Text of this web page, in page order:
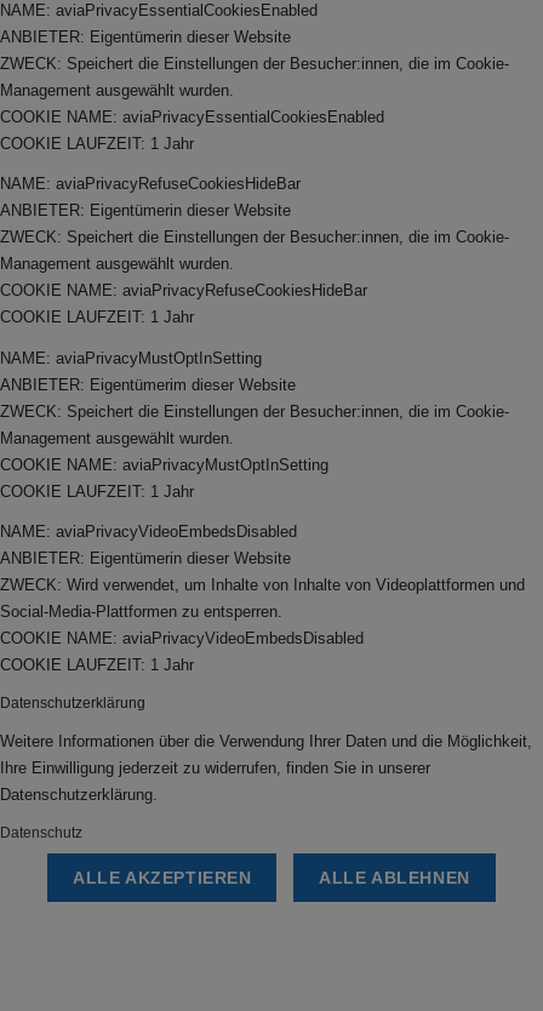
NAME: aviaPrivacyEssentialCookiesEnabled
ANBIETER: Eigentümerin dieser Website
ZWECK: Speichert die Einstellungen der Besucher:innen, die im Cookie-
Management ausgewählt wurden.
COOKIE NAME: aviaPrivacyEssentialCookiesEnabled
COOKIE LAUFZEIT: 1 Jahr
NAME: aviaPrivacyRefuseCookiesHideBar
ANBIETER: Eigentümerin dieser Website
ZWECK: Speichert die Einstellungen der Besucher:innen, die im Cookie-
Management ausgewählt wurden.
COOKIE NAME: aviaPrivacyRefuseCookiesHideBar
COOKIE LAUFZEIT: 1 Jahr
NAME: aviaPrivacyMustOptInSetting
ANBIETER: Eigentümerim dieser Website
ZWECK: Speichert die Einstellungen der Besucher:innen, die im Cookie-
Management ausgewählt wurden.
COOKIE NAME: aviaPrivacyMustOptInSetting
COOKIE LAUFZEIT: 1 Jahr
NAME: aviaPrivacyVideoEmbedsDisabled
ANBIETER: Eigentümerin dieser Website
ZWECK: Wird verwendet, um Inhalte von Inhalte von Videoplattformen und
Social-Media-Plattformen zu entsperren.
COOKIE NAME: aviaPrivacyVideoEmbedsDisabled
COOKIE LAUFZEIT: 1 Jahr
Datenschutzerklärung
Weitere Informationen über die Verwendung Ihrer Daten und die Möglichkeit,
Ihre Einwilligung jederzeit zu widerrufen, finden Sie in unserer
Datenschutzerklärung.
Datenschutz
ALLE AKZEPTIEREN ALLE ABLEHNEN